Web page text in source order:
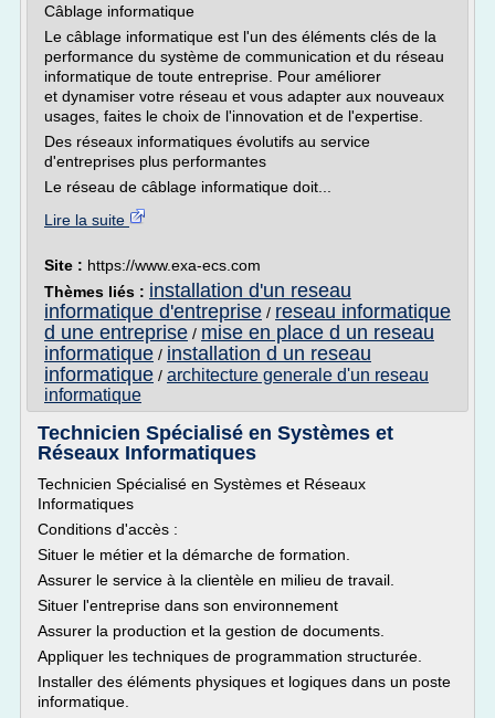
Câblage informatique
Le câblage informatique est l'un des éléments clés de la
performance du système de communication et du réseau
informatique de toute entreprise. Pour améliorer
et dynamiser votre réseau et vous adapter aux nouveaux
usages, faites le choix de l'innovation et de l'expertise.
Des réseaux informatiques évolutifs au service
d'entreprises plus performantes
Le réseau de câblage informatique doit...
Lire la suite
Site : https://www.exa-ecs.com
Thèmes liés : installation d'un reseau
informatique d'entreprise / reseau informatique
d une entreprise / mise en place d un reseau
informatique / installation d un reseau
informatique / architecture generale d'un reseau
informatique
Technicien Spécialisé en Systèmes et
Réseaux Informatiques
Technicien Spécialisé en Systèmes et Réseaux
Informatiques
Conditions d'accès :
Situer le métier et la démarche de formation.
Assurer le service à la clientèle en milieu de travail.
Situer l'entreprise dans son environnement
Assurer la production et la gestion de documents.
Appliquer les techniques de programmation structurée.
Installer des éléments physiques et logiques dans un poste
informatique.